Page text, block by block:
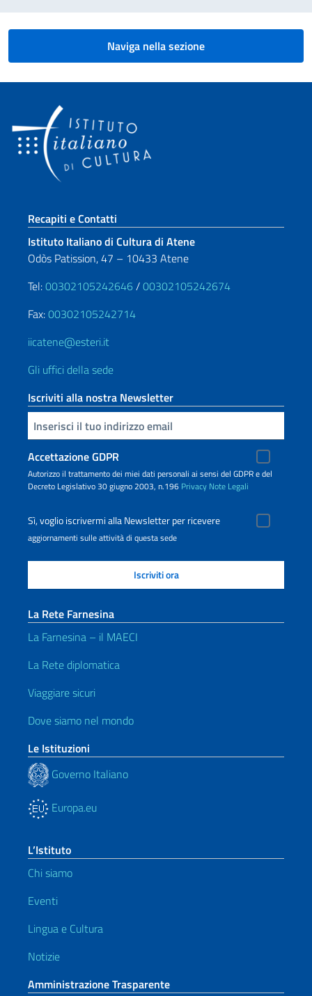
Naviga nella sezione
Sezione footer
Recapiti e Contatti
Istituto Italiano di Cultura di Atene
Odòs Patission, 47 – 10433 Atene
Tel:00302105242646 /00302105242674
Fax:00302105242714
iicatene@esteri.it
Gli uffici della sede
Iscriviti alla nostra Newsletter
Inserisci la tua email
Accettazione GDPR
Autorizzo il trattamento dei miei dati personali ai sensi del GDPR e del
Decreto Legislativo 30 giugno 2003, n.196 Privacy Note Legali
Sì, voglio iscrivermi alla Newsletter per ricevere
aggiornamenti sulle attività di questa sede
La Rete Farnesina
La Farnesina – il MAECI
La Rete diplomatica
Viaggiare sicuri
Dove siamo nel mondo
Le Istituzioni
Governo Italiano
Europa.eu
L’Istituto
Chi siamo
Eventi
Lingua e Cultura
Notizie
Amministrazione Trasparente